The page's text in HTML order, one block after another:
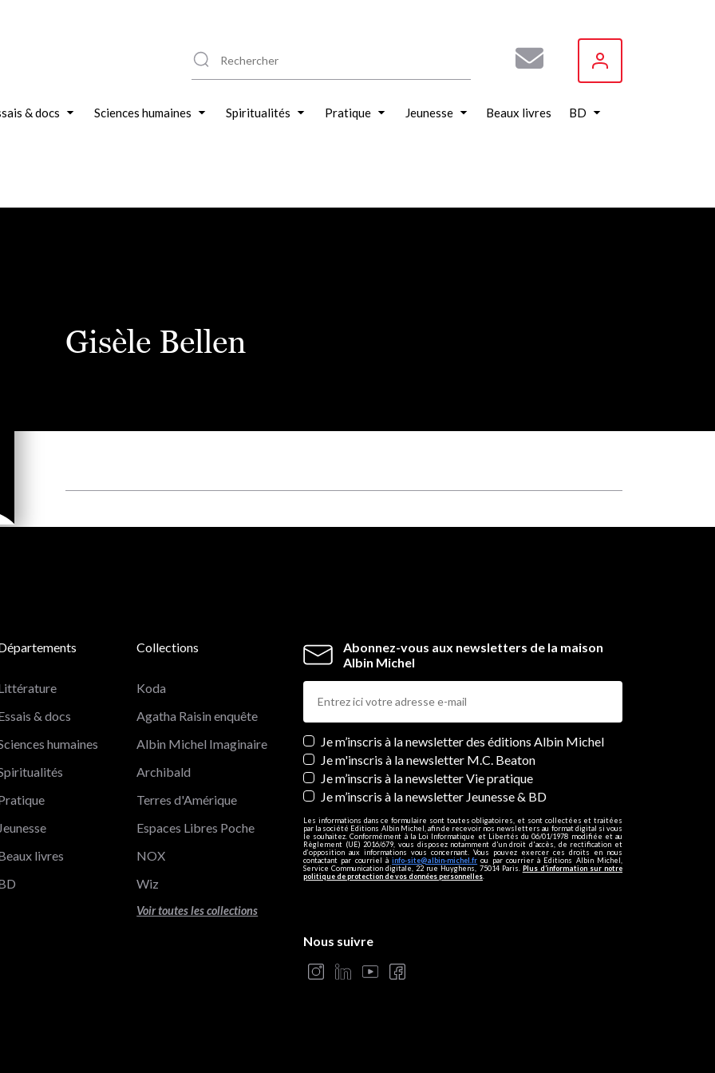
& docs Sciences humaines Spiritualités Pratique Jeunesse Beaux livres BD
Gisèle Bellen
Abonnez-vous aux newsletters de la maison
Albin Michel
Newsletters
Je m’inscris à la newsletter des éditions Albin Michel
Je m'inscris à la newsletter M.C. Beaton
Je m’inscris à la newsletter Vie pratique
Je m’inscris à la newsletter Jeunesse & BD
Les informations dans ce formulaire sont toutes obligatoires, et sont collectées et traitées
par la société Editions Albin Michel, afin de recevoir nos newsletters au format digital si vous
le souhaitez. Conformément à la Loi Informatique et Libertés du 06/01/1978 modifiée et au
Règlement (UE) 2016/679, vous disposez notamment d'un droit d'accès, de rectification et
d’opposition aux informations vous concernant. Vous pouvez exercer ces droits en nous
contactant par courriel àinfo-site@albin-michel.fr ou par courrier à Editions Albin Michel,
Service Communication digitale, 22 rue Huyghens, 75014 Paris. Plus d’information sur notre
politique de protection de vos données personnelles
& docs
humaines
Jeunesse
livres
Collections
Koda
Agatha Raisin enquête
Albin Michel Imaginaire
Archibald
Terres d'Amérique
Espaces Libres Poche
NOX
Wiz
Voir toutes les collections
Nous suivre